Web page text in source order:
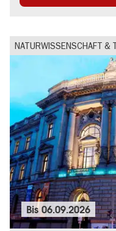
NATURWISSENSCHAFT &
Bis06.09.2026